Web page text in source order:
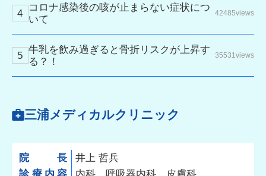
コロナ感染後の咳が止まらない症状につ
いて
42485views
牛乳を飲み過ぎると骨折リスクが上昇す
る？！
35531views
三浦メディカルクリニック
院長
井上 哲兵